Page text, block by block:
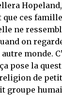
que ces
ne
on
monde.
pose la
de
groupe